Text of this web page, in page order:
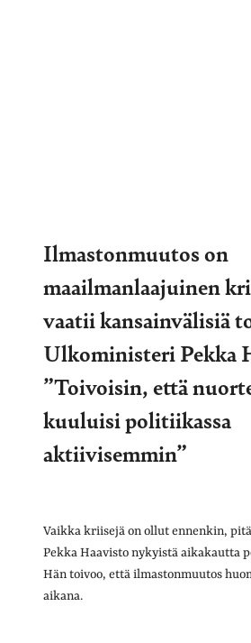
Ilmastonmuutos on
maailmanlaajuinen
vaatii kansainvälisiä
Ulkoministeri Pekka
”Toivoisin, että
kuuluisi politiikassa
aktiivisemmin”
Vaikka kriisejä on ollut ennenkin,
Pekka Haavisto nykyistä aikakautta
Hän toivoo, että ilmastonmuutos
aikana.